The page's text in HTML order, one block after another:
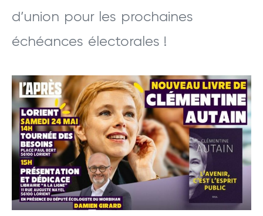
d’union pour les prochaines
échéances électorales !